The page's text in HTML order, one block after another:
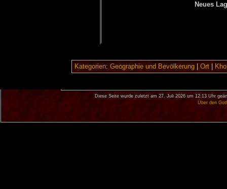
Neu­es
Kategorien: Geographie und Bevölkerung| Ort|
Diese Seite wurde zuletzt am 27. Juli 2026 um 12:13 Uhr
Über den